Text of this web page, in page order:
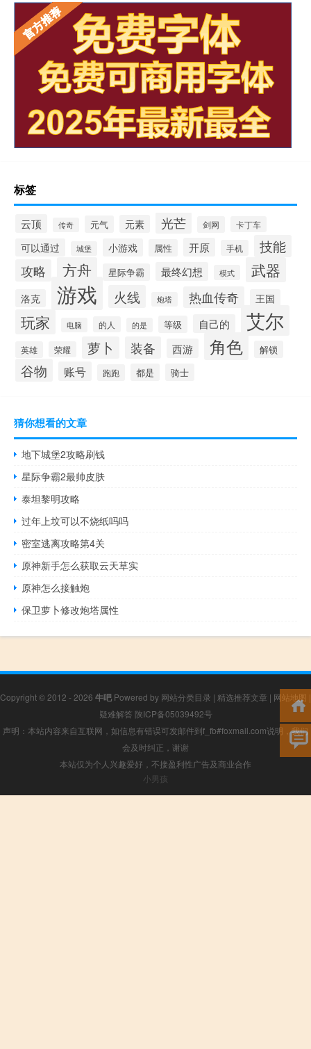
标签
云顶 传奇 元气 元素 光芒 剑网 卡丁车
可以通过 城堡 小游戏 属性 开原 手机
技能
攻略
方舟 星际争霸 最终幻想 模式 武器
洛克 游戏 火线 炮塔 热血传奇 王国
玩家 电脑 的人 的是 等级 自己的 艾尔
英雄 荣耀 萝卜 装备 西游 角色 解锁
谷物 账号 跑跑 都是 骑士
猜你想看的文章
地下城堡2攻略刷钱
星际争霸2最帅皮肤
泰坦黎明攻略
过年上坟可以不烧纸吗吗
密室逃离攻略第4关
原神新手怎么获取云天草实
原神怎么接触炮
保卫萝卜修改炮塔属性
Copyright © 2012 - 2026 牛吧 Powered by 网站分类目录 | 精选推荐文章 | 网站地图 |
疑难解答 陕ICP备05039492号
声明：本站内容来自互联网，如信息有错误可发邮件到f_fb#foxmail.com说明，我们
会及时纠正，谢谢
本站仅为个人兴趣爱好，不接盈利性广告及商业合作
小男孩